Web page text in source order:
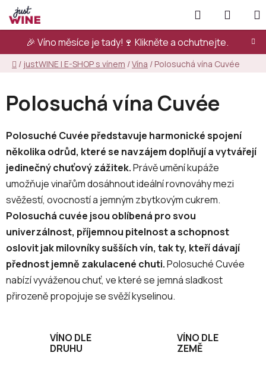
Přejít
na
obsah
🎉 Víno měsíce je tady!🍷 Klikněte a ochutnejte.
Hledat
KOŠÍK
Domů
/ justWINE | E-SHOP s vínem /Vína / Polosuchá vína Cuvée
Polosuchá vína Cuvée
Polosuché Cuvée představuje harmonické spojení
několika odrůd, které se navzájem doplňují a vytvářejí
jedinečný chuťový zážitek.Právě umění kupáže
umožňuje vinařům dosáhnout ideální rovnováhy mezi
svěžestí, ovocností a jemným zbytkovým cukrem.
Polosuchá cuvée jsou oblíbená pro svou
univerzálnost, příjemnou pitelnost a schopnost
oslovit jak milovníky sušších vín, tak ty, kteří dávají
přednost jemně zakulacené chuti.Polosuché Cuvée
nabízí vyváženou chuť, ve které se jemná sladkost
přirozeně propojuje se svěží kyselinou.
VÍNO DLE
DRUHU
VÍNO DLE
ZEMĚ